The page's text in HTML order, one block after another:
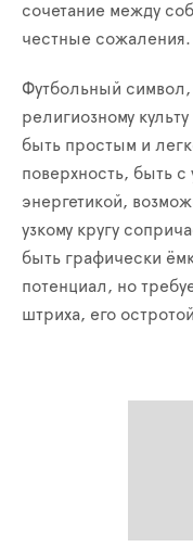
сочетание между
честные сожаления.
Футбольный символ,
религиозному
быть простым и
поверхность, быть
энергетикой,
узкому кругу
быть графически
потенциал, но
штриха, его